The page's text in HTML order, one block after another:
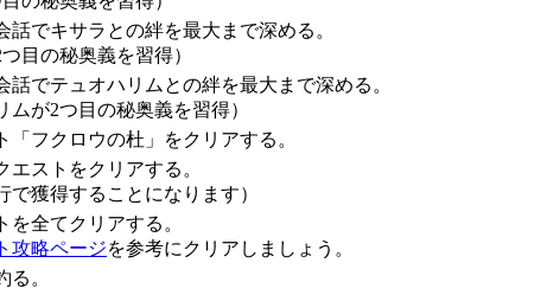
話でキサラとの絆を最大まで深める。
つ目の秘奥義を習得）
話でテュオハリムとの絆を最大まで深める。
ムが2つ目の秘奥義を習得）
「フクロウの杜」をクリアする。
エストをクリアする。
で獲得することになります）
を全てクリアする。
攻略ページを参考にクリアしましょう。
る。